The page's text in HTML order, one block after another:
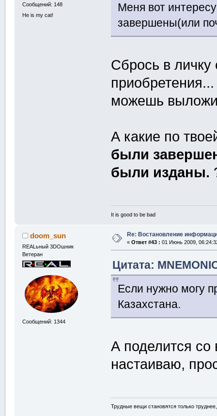
Сообщений: 148
He is my cat!
Меня вот
завершены(или
Сбрось в личку
можешь
А какие по
были
были изданы.
It is good to be bad
doom_sun
REALьный 3DOшник
Ветеран
Сообщений: 1344
Re: Востановление
« Ответ #43 : 01 Июнь 2009,
Цитата:
Если нужно могу
Казахстана.
А поделится
настаиваю,
Трудные вещи становятся только